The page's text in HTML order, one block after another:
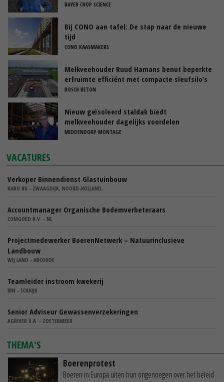
BAYER CROP SCIENCE
Bij CONO aan tafel: De stap naar de nieuwe
tijd
CONO KAASMAKERS
Melkveehouder Ruud Hamans benut beperkte
erfruimte efficiënt met compacte sleufsilo’s
BOSCH BETON
Nieuw geïsoleerd staldak biedt
melkveehouder dagelijks voordelen
MIDDENDORP MONTAGE
VACATURES
Verkoper Binnendienst Glastuinbouw
KARO BV - ZWAAGDIJK, NOORD-HOLLAND,
Accountmanager Organische Bodemverbeteraars
COMGOED B.V. - NL
Projectmedewerker BoerenNetwerk – Natuurinclusieve
Landbouw
WIJ.LAND - ABCOUDE
Teamleider instroom kwekerij
IBN - SCHAIJK
Senior Adviseur Gewassenverzekeringen
AGRIVER U.A. - ZOETERMEER
THEMA'S
Boerenprotest
Boeren in Europa uiten hun ongenoegen over het beleid